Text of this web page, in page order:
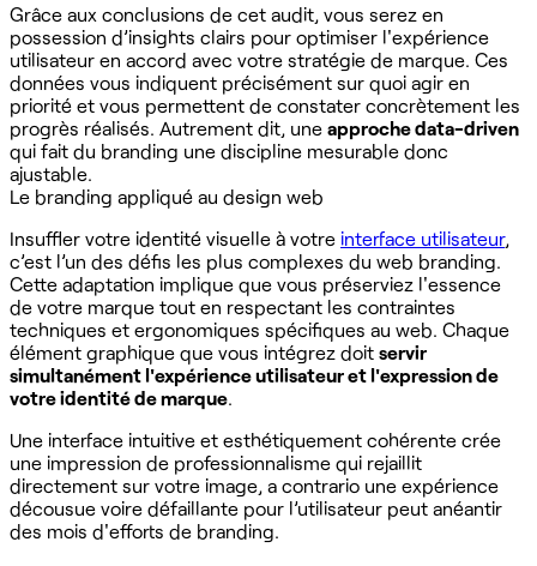
Grâce aux conclusions de cet audit, vous serez en
possession d’insights clairs pour optimiser l'expérience
utilisateur en accord avec votre stratégie de marque. Ces
données vous indiquent précisément sur quoi agir en
priorité et vous permettent de constater concrètement les
progrès réalisés. Autrement dit, une approche data-driven
qui fait du branding une discipline mesurable donc
ajustable.
Le branding appliqué au design web
Insuffler votre identité visuelle à votre interface utilisateur,
c’est l’un des défis les plus complexes du web branding.
Cette adaptation implique que vous préserviez l'essence
de votre marque tout en respectant les contraintes
techniques et ergonomiques spécifiques au web. Chaque
élément graphique que vous intégrez doit servir
simultanément l'expérience utilisateur et l'expression de
votre identité de marque.
Une interface intuitive et esthétiquement cohérente crée
une impression de professionnalisme qui rejaillit
directement sur votre image, a contrario une expérience
décousue voire défaillante pour l’utilisateur peut anéantir
des mois d'efforts de branding.